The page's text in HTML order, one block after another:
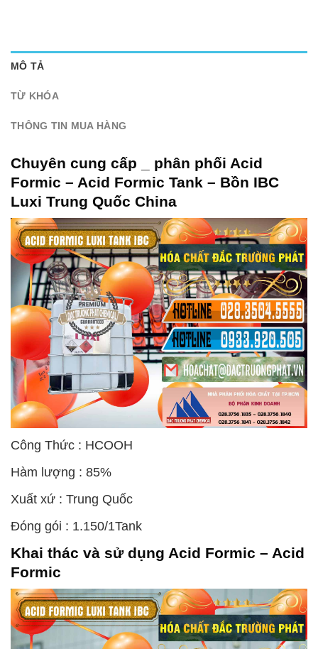
MÔ TẢ
TỪ KHÓA
THÔNG TIN MUA HÀNG
Chuyên cung cấp _ phân phối Acid
Formic – Acid Formic Tank – Bồn IBC
Luxi Trung Quốc China
Công Thức : HCOOH
Hàm lượng : 85%
Xuất xứ : Trung Quốc
Đóng gói : 1.150/1Tank
Khai thác và sử dụng Acid Formic – Acid
Formic